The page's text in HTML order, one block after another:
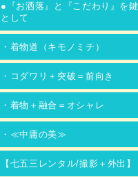
●『お洒落』と『こだわり』を鍵
として
・着物道（キモノミチ）
・コダワリ＋突破＝前向き
・着物＋融合＝オシャレ
・≪中庸の美≫
【七五三レンタル/撮影＋外出】